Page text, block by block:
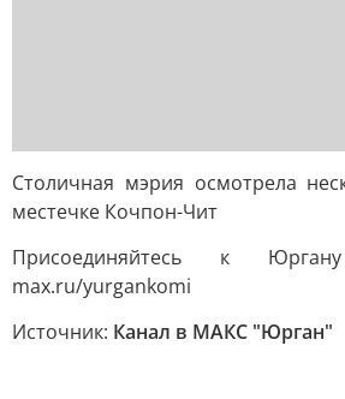
Столичная мэрия осмотрела
местечке Кочпон-Чит
Присоединяйтесь к
max.ru/yurgankomi
Источник: Канал в МАКС "Юрган"